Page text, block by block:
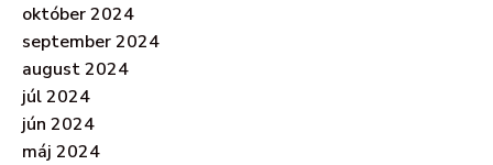
október 2024
september 2024
august 2024
júl 2024
jún 2024
máj 2024